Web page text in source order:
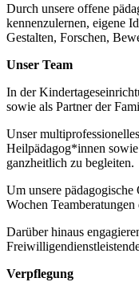
Durch unsere offene
kennenzulernen, eigene
Gestalten, Forschen,
Unser Team
In der
sowie als Partner der
Unser
Heilpädagog*innen
ganzheitlich zu begleiten.
Um unsere
Wochen
Darüber hinaus
Verpflegung